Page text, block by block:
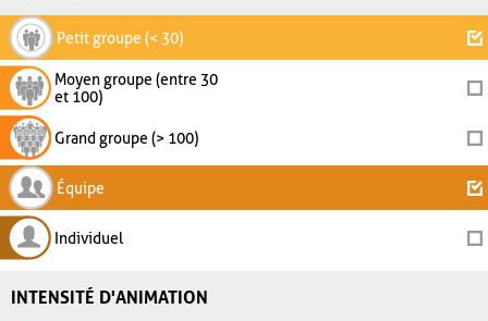
Petit groupe (< 30)
Moyen groupe (entre 30
et 100)
Grand groupe (> 100)
Équipe
Individuel
INTENSITÉ D'ANIMATION